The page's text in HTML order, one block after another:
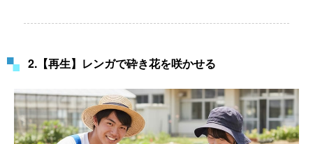
2.【再生】レンガで砕き花を咲かせる